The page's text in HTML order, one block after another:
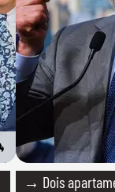
→ Dois